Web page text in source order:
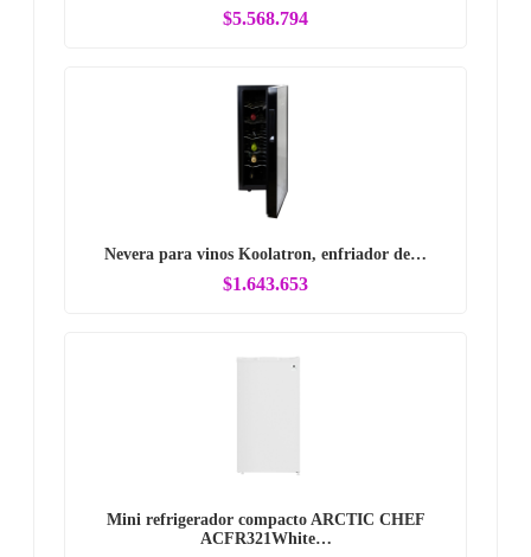
$5.568.794
Nevera para vinos Koolatron, enfriador de…
$1.643.653
Mini refrigerador compacto ARCTIC CHEF
ACFR321White…